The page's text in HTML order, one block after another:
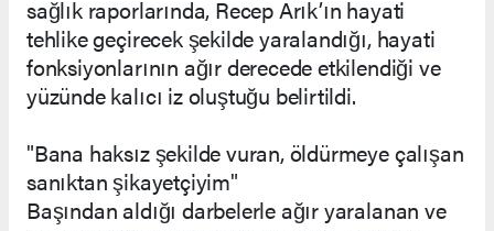
sağlık raporlarında, Recep Arık’ın hayati
tehlike geçirecek şekilde yaralandığı, hayati
fonksiyonlarının ağır derecede etkilendiği ve
yüzünde kalıcı iz oluştuğu belirtildi.
"Bana haksız şekilde vuran, öldürmeye çalışan
sanıktan şikayetçiyim"
Başından aldığı darbelerle ağır yaralanan ve